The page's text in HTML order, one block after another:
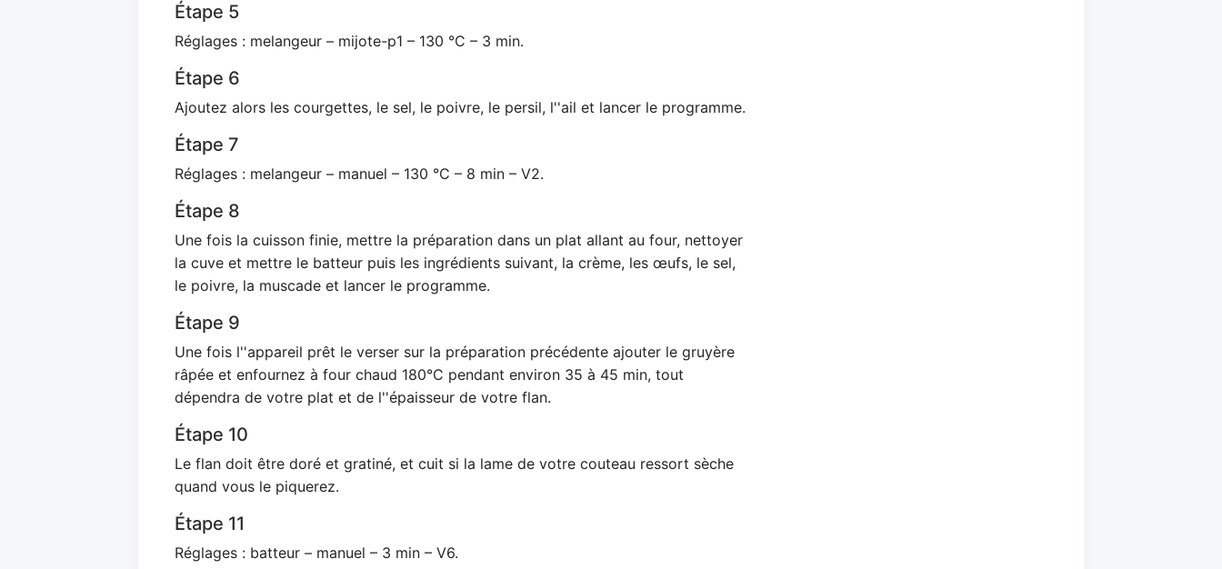
Étape 5
Réglages : melangeur – mijote-p1 – 130 °C – 3 min.
Étape 6
Ajoutez alors les courgettes, le sel, le poivre, le persil, l''ail et lancer le programme.
Étape 7
Réglages : melangeur – manuel – 130 °C – 8 min – V2.
Étape 8
Une fois la cuisson finie, mettre la préparation dans un plat allant au four, nettoyer
la cuve et mettre le batteur puis les ingrédients suivant, la crème, les œufs, le sel,
le poivre, la muscade et lancer le programme.
Étape 9
Une fois l''appareil prêt le verser sur la préparation précédente ajouter le gruyère
râpée et enfournez à four chaud 180°C pendant environ 35 à 45 min, tout
dépendra de votre plat et de l''épaisseur de votre flan.
Étape 10
Le flan doit être doré et gratiné, et cuit si la lame de votre couteau ressort sèche
quand vous le piquerez.
Étape 11
Réglages : batteur – manuel – 3 min – V6.